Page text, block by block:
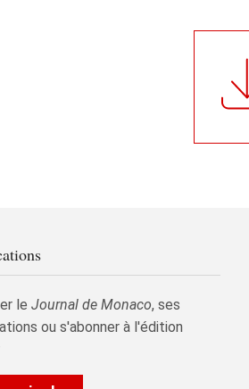
le Journal de Monaco, ses
ou s'abonner à l'édition